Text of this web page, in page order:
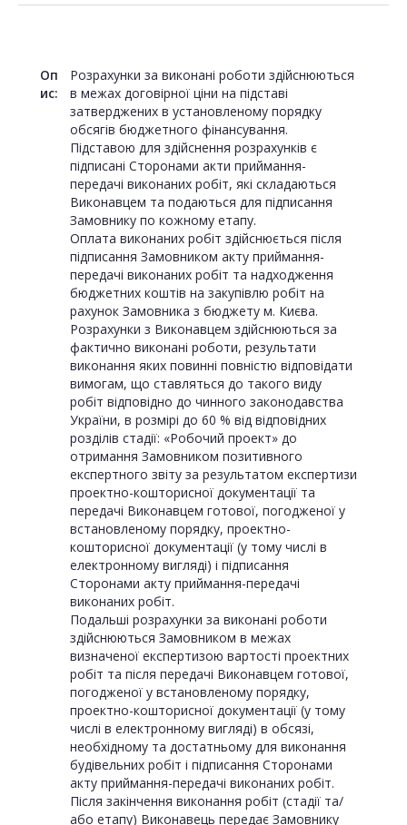
Оп
ис:
Розрахунки за виконані роботи здійснюються
в межах договірної ціни на підставі
затверджених в установленому порядку
обсягів бюджетного фінансування.
Підставою для здійснення розрахунків є
підписані Сторонами акти приймання-
передачі виконаних робіт, які складаються
Виконавцем та подаються для підписання
Замовнику по кожному етапу.
Оплата виконаних робіт здійснюється після
підписання Замовником акту приймання-
передачі виконаних робіт та надходження
бюджетних коштів на закупівлю робіт на
рахунок Замовника з бюджету м. Києва.
Розрахунки з Виконавцем здійснюються за
фактично виконані роботи, результати
виконання яких повинні повністю відповідати
вимогам, що ставляться до такого виду
робіт відповідно до чинного законодавства
України, в розмірі до 60 % від відповідних
розділів стадії: «Робочий проект» до
отримання Замовником позитивного
експертного звіту за результатом експертизи
проектно-кошторисної документації та
передачі Виконавцем готової, погодженої у
встановленому порядку, проектно-
кошторисної документації (у тому числі в
електронному вигляді) і підписання
Сторонами акту приймання-передачі
виконаних робіт.
Подальші розрахунки за виконані роботи
здійснюються Замовником в межах
визначеної експертизою вартості проектних
робіт та після передачі Виконавцем готової,
погодженої у встановленому порядку,
проектно-кошторисної документації (у тому
числі в електронному вигляді) в обсязі,
необхідному та достатньому для виконання
будівельних робіт і підписання Сторонами
акту приймання-передачі виконаних робіт.
Після закінчення виконання робіт (стадії та/
або етапу) Виконавець передає Замовнику